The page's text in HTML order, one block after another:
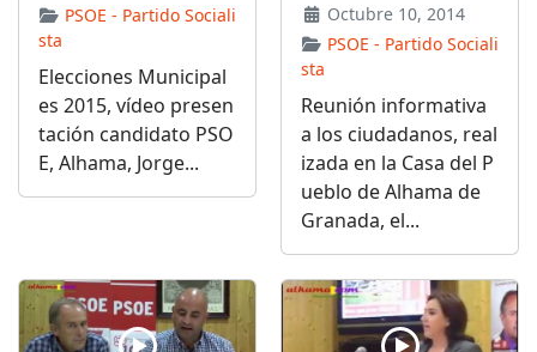
PSOE - Partido Sociali
sta
Elecciones Municipal
es 2015, vídeo presen
tación candidato PSO
E, Alhama, Jorge...
Octubre 10, 2014
PSOE - Partido Sociali
sta
Reunión informativa
a los ciudadanos, real
izada en la Casa del P
ueblo de Alhama de
Granada, el...